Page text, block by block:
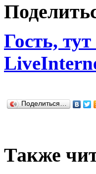
Гость,
Поделиться…
Также